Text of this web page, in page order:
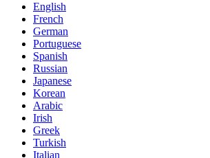
English
French
German
Portuguese
Spanish
Russian
Japanese
Korean
Arabic
Irish
Greek
Turkish
Italian